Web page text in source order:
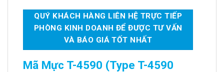
QUÝ KHÁCH HÀNG LIÊN HỆ TRỰC TIẾP
PHÒNG KINH DOANH ĐỂ ĐƯỢC TƯ VẤN
VÀ BÁO GIÁ TỐT NHẤT
Mã Mực T-4590 (Type T-4590